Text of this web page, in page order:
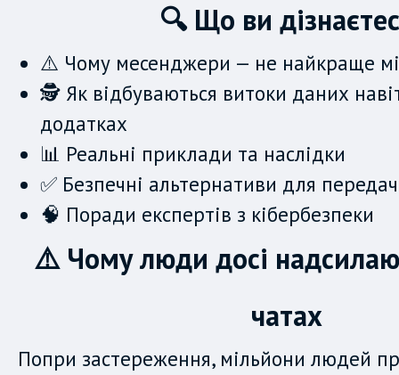
🔍 Що ви
⚠️ Чому месенджери — не найкраще
🕵️ Як відбуваються витоки даних
додатках
📊 Реальні приклади та наслідки
✅ Безпечні альтернативи для
🧠 Поради експертів з кібербезпеки
⚠️ Чому люди досі
чатах
Попри застереження, мільйони людей